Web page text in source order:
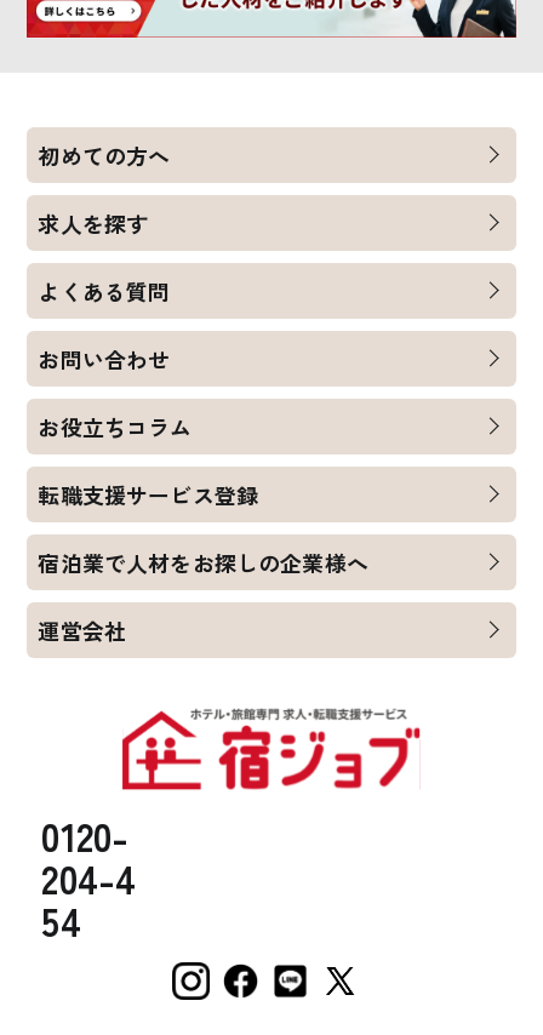
0120-
204-4
54
初めての方へ
求人を探す
よくある質問
お問い合わせ
お役立ちコラム
転職支援サービス登録
宿泊業で人材をお探しの企業様へ
運営会社